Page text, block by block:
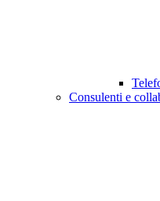
Consulenti e